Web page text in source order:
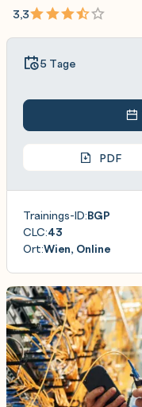
3,3
5 Tage
PDF
Trainings-ID:BGP
CLC:43
Ort:Wien, Online